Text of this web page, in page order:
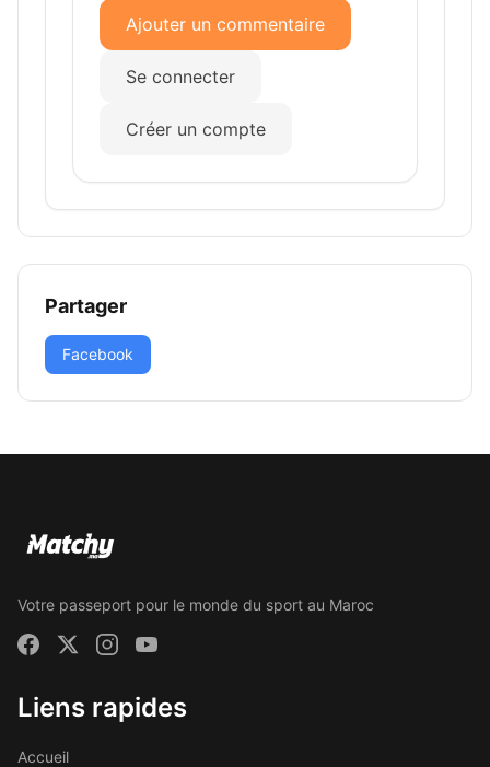
Ajouter un commentaire
Se connecter
Créer un compte
Partager
Facebook
Votre passeport pour le monde du sport au Maroc
Liens rapides
Accueil